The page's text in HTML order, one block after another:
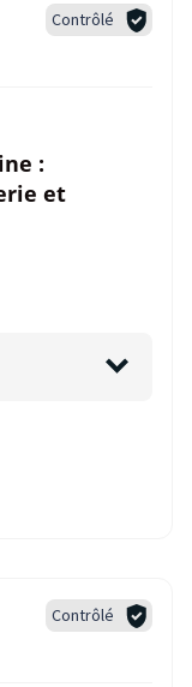
Contrôlé
:
et
Contrôlé